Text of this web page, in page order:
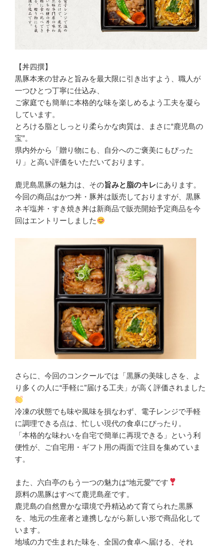
【丼四撰】
黒豚本来の甘みと旨みを最大限に引き出すよう、職人が
一つひとつ丁寧に仕込み、
ご家庭でも簡単に本格的な味を楽しめるよう工夫を凝ら
しています。
とろける脂としっとり柔らかな肉質は、まさに“鹿児島の
宝”。
県内外から「贈り物にも、自分へのご褒美にもぴった
り」と高い評価をいただいております。
鹿児島黒豚の魅力は、その旨みと脂のキレにあります。
今回の商品はかつ丼・豚丼は販売しておりますが、黒豚
ネギ塩丼・すき焼き丼は新商品で販売開始予定商品を今
回はエントリーしました
さらに、今回のコンクールでは「黒豚の美味しさを、よ
り多くの人に“手軽に”届ける工夫」が高く評価されました
冷凍の状態でも味や風味を損なわず、電子レンジで手軽
に調理できる点は、忙しい現代の食卓にぴったり。
「本格的な味わいを自宅で簡単に再現できる」という利
便性が、ご自宅用・ギフト用の両面で注目を集めていま
す。
また、六白亭のもう一つの魅力は“地元愛”です
原料の黒豚はすべて鹿児島産です。
鹿児島の自然豊かな環境で丹精込めて育てられた黒豚
を、地元の生産者と連携しながら新しい形で商品化して
います。
地域の力で生まれた味を、全国の食卓へ届ける、それ